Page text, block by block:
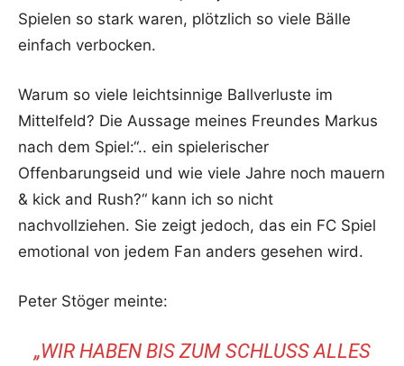
Spielen so stark waren, plötzlich so viele Bälle
einfach verbocken.
Warum so viele leichtsinnige Ballverluste im
Mittelfeld? Die Aussage meines Freundes Markus
nach dem Spiel:“.. ein spielerischer
Offenbarungseid und wie viele Jahre noch mauern
& kick and Rush?“ kann ich so nicht
nachvollziehen. Sie zeigt jedoch, das ein FC Spiel
emotional von jedem Fan anders gesehen wird.
Peter Stöger meinte:
„WIR HABEN BIS ZUM SCHLUSS ALLES